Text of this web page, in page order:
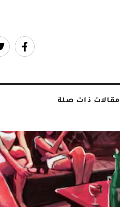
مقالات ذات صلة